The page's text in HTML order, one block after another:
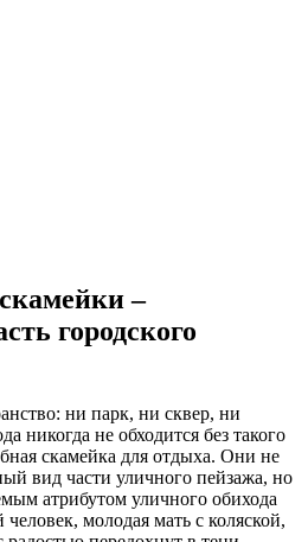
–
городского
ни парк, ни сквер, ни
никогда не обходится без такого
скамейка для отдыха. Они не
вид части уличного пейзажа, но
атрибутом уличного обихода
молодая мать с коляской,